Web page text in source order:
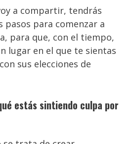
a compartir, tendrás
pasos para comenzar a
para que, con el tiempo,
lugar en el que te sientas
sus elecciones de
estás sintiendo culpa por